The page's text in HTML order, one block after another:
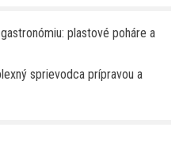
plastové poháre a
sprievodca prípravou a